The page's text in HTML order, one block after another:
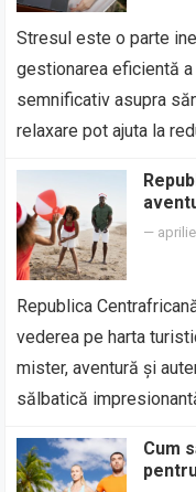
Stresul este o parte
gestionarea eficientă
semnificativ asupra
relaxare pot ajuta la
—
Republica
vederea pe harta
mister, aventură și
sălbatică
Cum